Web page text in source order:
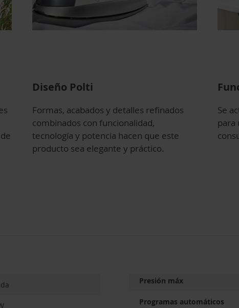
Diseño Polti
Formas, acabados y detalles refinados
combinados con funcionalidad,
tecnología y potencia hacen que este
producto sea elegante y práctico.
Se
para
Presión máx
Programas automáticos